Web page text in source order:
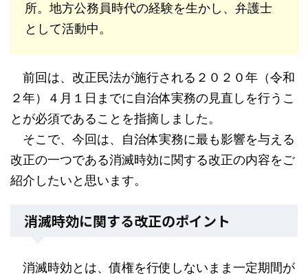
所。地方公務員時代の経験を生かし、弁護士
として活動中。
前回は、改正民法が施行される２０２０年（令和
２年）４月１日までに自治体実務の見直しを行うこ
とが必須であることを指摘しました。
そこで、今回は、自治体実務に最も影響を与える
改正の一つである消滅時効に関する改正の内容をご
紹介したいと思います。
消滅時効に関する改正のポイント
消滅時効とは、債権を行使しないまま一定期間が